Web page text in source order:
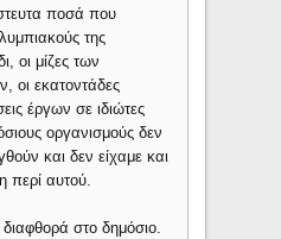
ποσά που
της
οι μίζες των
οι εκατοντάδες
έργων σε ιδιώτες
οργανισμούς δεν
και δεν είχαμε και
περί αυτού.
στο δημόσιο.